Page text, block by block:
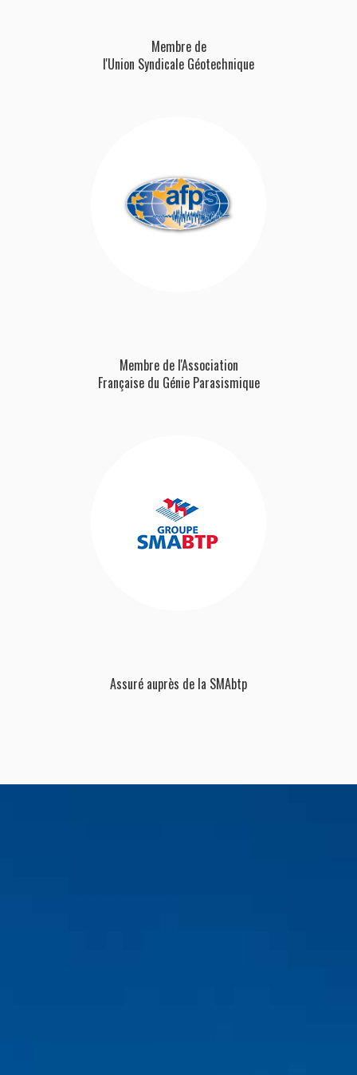
Membre de
l'Union Syndicale Géotechnique
Membre de l'Association
Française du Génie Parasismique
Assuré auprès de la SMAbtp